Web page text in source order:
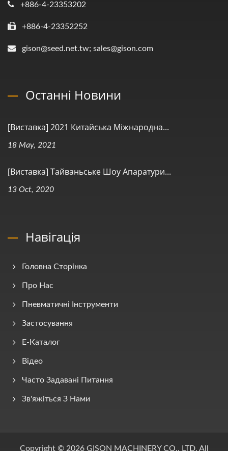
+886-4-23353202
+886-4-23352252
gison@seed.net.tw; sales@gison.com
Останні Новини
[Виставка] 2021 Китайська Міжнародна...
18 May, 2021
[Виставка] Тайваньське Шоу Апаратури...
13 Oct, 2020
Навігація
Головна Сторінка
Про Нас
Пневматичні Інструменти
Застосування
E-Каталог
Відео
Часто Задавані Питання
Зв'яжіться З Нами
Copyright © 2026 GISON MACHINERY CO., LTD. All